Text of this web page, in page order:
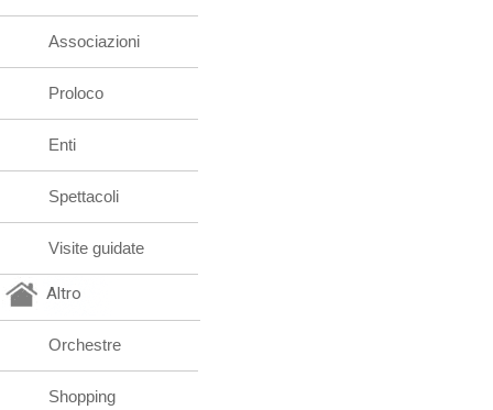
Associazioni
Proloco
Enti
Spettacoli
Visite guidate
Altro
Orchestre
Shopping